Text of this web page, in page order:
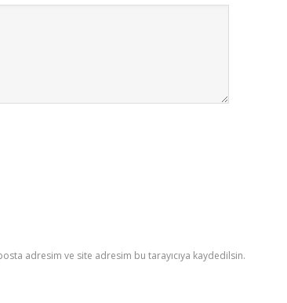
adresim ve site adresim bu tarayıcıya kaydedilsin.